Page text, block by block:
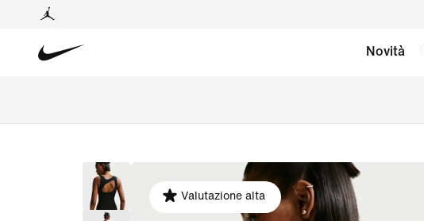
Novità
Valutazione alta